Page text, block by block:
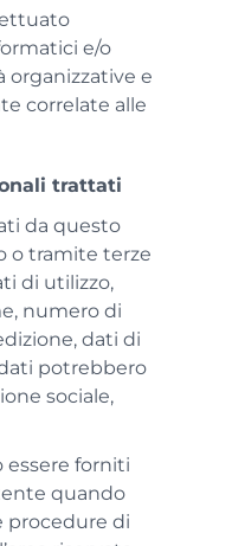
e/o
organizzative e
correlate alle
trattati
da questo
o tramite terze
di utilizzo,
numero di
dati di
potrebbero
sociale,
essere forniti
quando
procedure di